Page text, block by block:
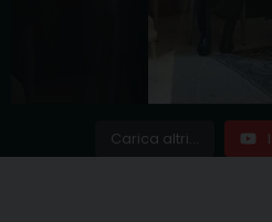
Carica altri...